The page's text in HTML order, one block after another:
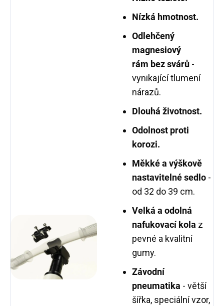
Nízká hmotnost.
Odlehčený
magnesiový
rám bez svárů -
vynikající tlumení
nárazů.
Dlouhá životnost.
Odolnost proti
korozi.
Měkké a výškově
nastavitelné sedlo -
od 32 do 39 cm.
Velká a odolná
nafukovací kola z
pevné a kvalitní
gumy.
Závodní
pneumatika - větší
šířka, speciální vzor,